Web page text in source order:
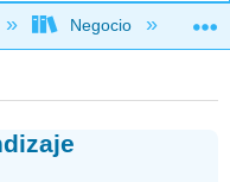
global
Negocio